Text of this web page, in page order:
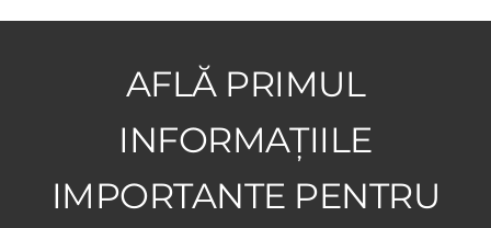
AFLĂ PRIMUL
INFORMAȚIILE
IMPORTANTE PENTRU